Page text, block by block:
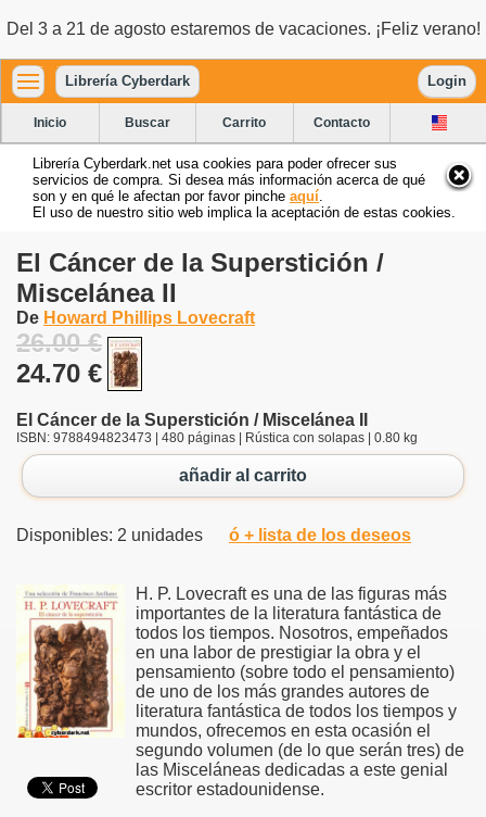
Del 3 a 21 de agosto estaremos de vacaciones. ¡Feliz verano!
Librería Cyberdark Login
Inicio Buscar Carrito Contacto
Librería Cyberdark.net usa cookies para poder ofrecer sus
servicios de compra. Si desea más información acerca de qué
son y en qué le afectan por favor pinche aquí
El uso de nuestro sitio web implica la aceptación de estas cookies.
El Cáncer de la Superstición /
Miscelánea II
De Howard Phillips Lovecraft
26.00 €
24.70 €
El Cáncer de la Superstición / Miscelánea II
ISBN: 9788494823473 | 480 páginas | Rústica con solapas | 0.80 kg
añadir al carrito
Disponibles: 2 unidades ó + lista de los deseos
H. P. Lovecraft es una de las figuras más
importantes de la literatura fantástica de
todos los tiempos. Nosotros, empeñados
en una labor de prestigiar la obra y el
pensamiento (sobre todo el pensamiento)
de uno de los más grandes autores de
literatura fantástica de todos los tiempos y
mundos, ofrecemos en esta ocasión el
segundo volumen (de lo que serán tres) de
las Misceláneas dedicadas a este genial
escritor estadounidense.